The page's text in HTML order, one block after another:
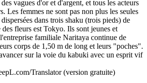
vagues d'or et d'argent, et tous les acteurs
Les femmes ne sont pas non plus les seules
dans trois shaku (trois pieds) de
fleurs est Tokyo. Ils sont jeunes et
familiale Naritaya continue de
corps de 1,50 m de long et leurs "poches".
sur la voie du kabuki avec un esprit vif
Translator (version gratuite)